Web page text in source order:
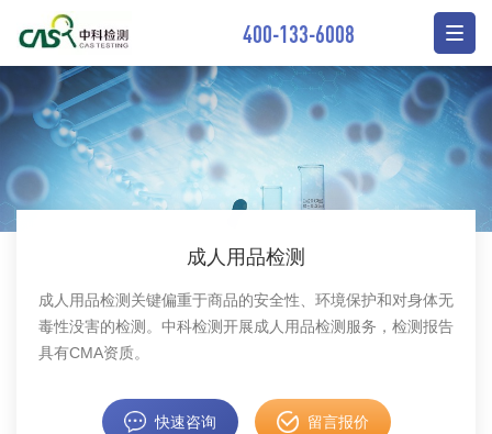
400-133-6008
成人用品检测
成人用品检测关键偏重于商品的安全性、环境保护和对身体无
毒性没害的检测。中科检测开展成人用品检测服务，检测报告
具有CMA资质。
快速咨询 留言报价